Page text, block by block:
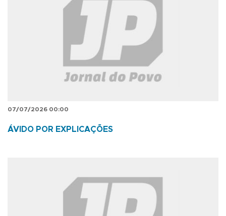
07/07/2026 00:00
ÁVIDO POR EXPLICAÇÕES